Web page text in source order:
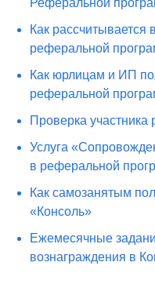
Реферальной
Как рассчитывается
реферальной
Как юрлицам и ИП
реферальной
Проверка
Услуга
в реферальной
Как самозанятым
«Консоль»
Ежемесячные
вознаграждения в